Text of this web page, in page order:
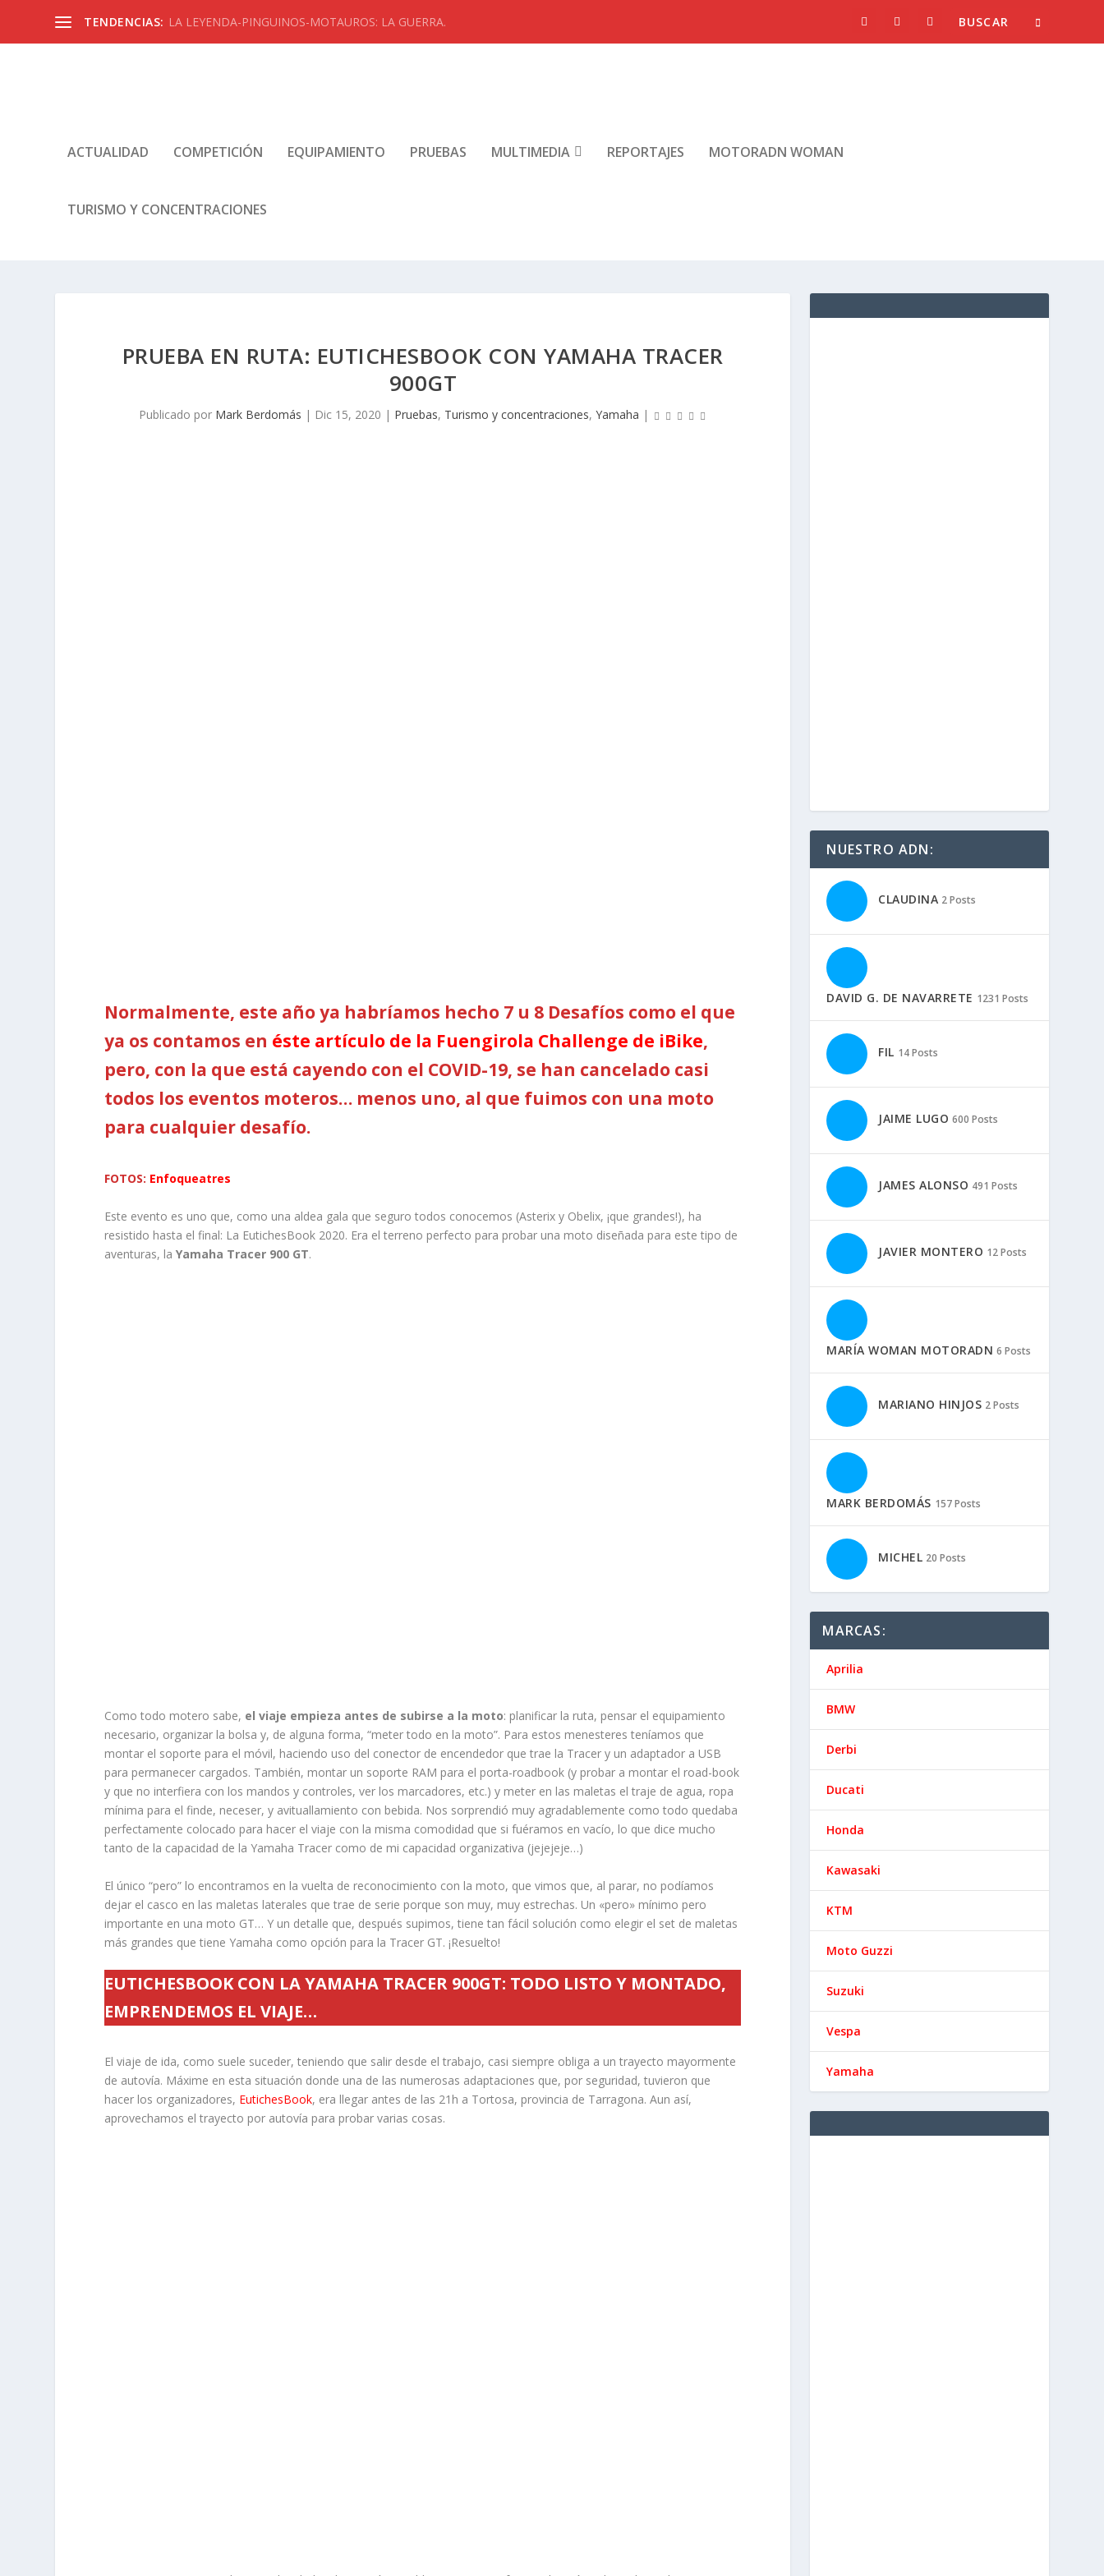
TENDENCIAS: LA LEYENDA-PINGUINOS-MOTAUROS: LA GUERRA.
ACTUALIDAD COMPETICIÓN EQUIPAMIENTO PRUEBAS MULTIMEDIA REPORTAJES MOTORADN WOMAN
TURISMO Y CONCENTRACIONES
PRUEBA EN RUTA: EUTICHESBOOK CON YAMAHA TRACER
900GT
Publicado por Mark Berdomás | Dic 15, 2020 | Pruebas, Turismo y concentraciones,Yamaha |
Normalmente, este año ya habríamos hecho 7 u 8 Desafíos como el que
ya os contamos en éste artículo de la Fuengirola Challenge de iBike,
pero, con la que está cayendo con el COVID-19, se han cancelado casi
todos los eventos moteros… menos uno, al que fuimos con una moto
para cualquier desafío.
FOTOS: Enfoqueatres
Este evento es uno que, como una aldea gala que seguro todos conocemos (Asterix y Obelix, ¡que grandes!), ha
resistido hasta el final: La EutichesBook 2020. Era el terreno perfecto para probar una moto diseñada para este tipo de
aventuras, laYamaha Tracer 900 GT.
Como todo motero sabe, el viaje empieza antes de subirse a la moto: planificar la ruta, pensar el equipamiento
necesario, organizar la bolsa y, de alguna forma, “meter todo en la moto”. Para estos menesteres teníamos que
montar el soporte para el móvil, haciendo uso del conector de encendedor que trae la Tracer y un adaptador a USB
para permanecer cargados. También, montar un soporte RAM para el porta-roadbook (y probar a montar el road-book
y que no interfiera con los mandos y controles, ver los marcadores, etc.) y meter en las maletas el traje de agua, ropa
mínima para el finde, neceser, y avituallamiento con bebida. Nos sorprendió muy agradablemente como todo quedaba
perfectamente colocado para hacer el viaje con la misma comodidad que si fuéramos en vacío, lo que dice mucho
tanto de la capacidad de la Yamaha Tracer como de mi capacidad organizativa (jejejeje…)
El único “pero” lo encontramos en la vuelta de reconocimiento con la moto, que vimos que, al parar, no podíamos
dejar el casco en las maletas laterales que trae de serie porque son muy, muy estrechas. Un «pero» mínimo pero
importante en una moto GT… Y un detalle que, después supimos, tiene tan fácil solución como elegir el set de maletas
más grandes que tiene Yamaha como opción para la Tracer GT. ¡Resuelto!
EUTICHESBOOK CON LA YAMAHA TRACER 900GT: TODO LISTO Y MONTADO,
EMPRENDEMOS EL VIAJE…
El viaje de ida, como suele suceder, teniendo que salir desde el trabajo, casi siempre obliga a un trayecto mayormente
de autovía. Máxime en esta situación donde una de las numerosas adaptaciones que, por seguridad, tuvieron que
hacer los organizadores, EutichesBook, era llegar antes de las 21h a Tortosa, provincia de Tarragona. Aun así,
aprovechamos el trayecto por autovía para probar varias cosas.
NUESTRO ADN:
CLAUDINA 2 Posts
DAVID G. DE NAVARRETE 1231 Posts
FIL 14 Posts
JAIME LUGO 600 Posts
JAMES ALONSO 491 Posts
JAVIER MONTERO 12 Posts
MARÍA WOMAN MOTORADN 6 Posts
MARIANO HINJOS 2 Posts
MARK BERDOMÁS 157 Posts
MICHEL 20 Posts
MARCAS:
Aprilia
BMW
Derbi
Ducati
Honda
Kawasaki
KTM
Moto Guzzi
Suzuki
Vespa
Yamaha